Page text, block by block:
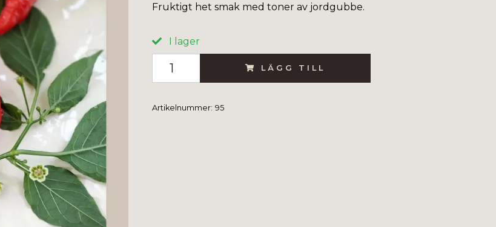
Fruktigt het smak med toner av jordgubbe.
I lager
LÄGG TILL
Artikelnummer: 95